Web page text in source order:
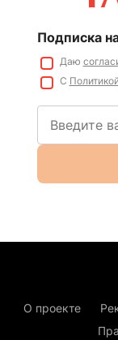
Подписка
Даю
С
О проекте